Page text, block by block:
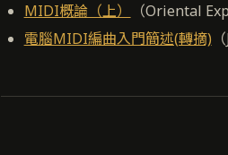
MIDI概論（上）
（Oriental
電腦MIDI編曲入門簡述(轉摘)